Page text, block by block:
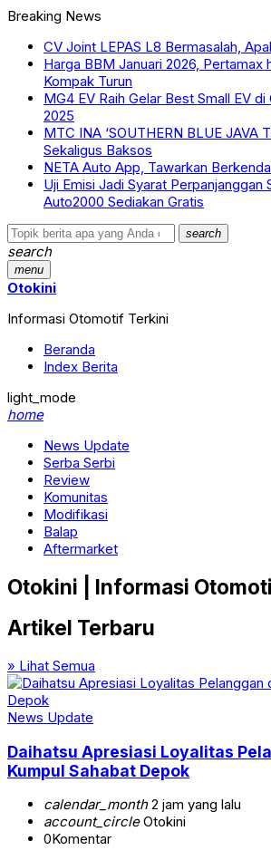
Breaking News
CV Joint LEPAS L8 Bermasalah,
Harga BBM Januari 2026, Pertamax
Kompak Turun
MG4 EV Raih Gelar Best Small EV
2025
MTC INA ‘SOUTHERN BLUE JAVA
Sekaligus Baksos
NETA Auto App, Tawarkan
Uji Emisi Jadi Syarat Perpanjanggan
Auto2000 Sediakan Gratis
search
search
menu
Otokini
Informasi Otomotif Terkini
Beranda
Index Berita
light_mode
home
News Update
Serba Serbi
Review
Komunitas
Modifikasi
Balap
Aftermarket
Otokini | Informasi
Artikel Terbaru
» Lihat Semua
News Update
Daihatsu Apresiasi Loyalitas
Kumpul Sahabat Depok
calendar_month2 jam yang lalu
account_circleOtokini
0Komentar